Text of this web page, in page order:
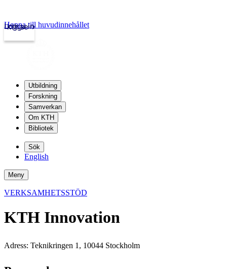
kth.se
Logga in
Hoppa till huvudinnehållet
Utbildning
Forskning
Samverkan
Om KTH
Bibliotek
Sök
English
Meny
VERKSAMHETSSTÖD
KTH Innovation
Adress: Teknikringen 1, 10044 Stockholm